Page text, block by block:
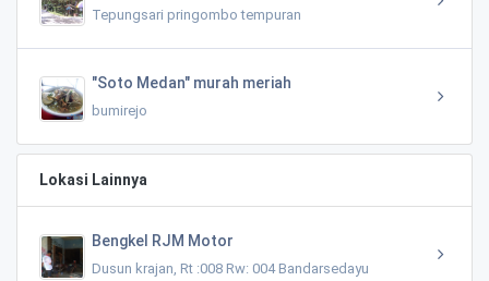
Tepungsari pringombo tempuran
"Soto Medan" murah meriah
bumirejo
Lokasi Lainnya
Bengkel RJM Motor
Dusun krajan, Rt :008 Rw: 004 Bandarsedayu